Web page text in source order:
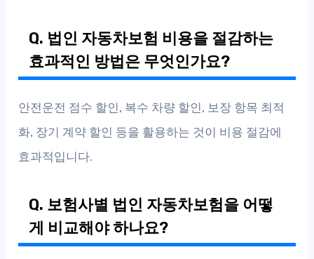
Q. 법인 자동차보험 비용을 절감하는
효과적인 방법은 무엇인가요?
안전운전 점수 할인, 복수 차량 할인, 보장 항목 최적
화, 장기 계약 할인 등을 활용하는 것이 비용 절감에
효과적입니다.
Q. 보험사별 법인 자동차보험을 어떻
게 비교해야 하나요?